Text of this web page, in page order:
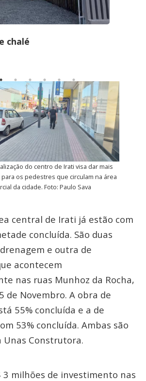
chalé
do centro de Irati visa dar mais
os pedestres que circulam na área
da cidade. Foto: Paulo Sava
central de Irati já estão com
concluída. São duas
e outra de
acontecem
nas ruas Munhoz da Rocha,
de Novembro. A obra de
55% concluída e a de
53% concluída. Ambas são
Unas Construtora.
3 milhões de investimento nas